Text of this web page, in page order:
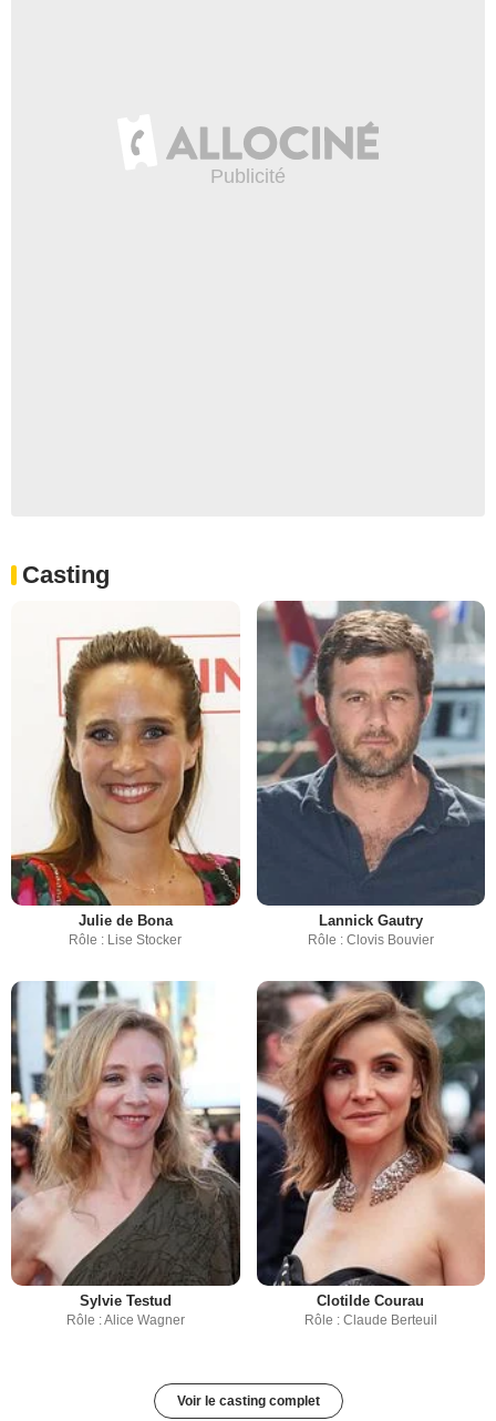
Casting
Julie de Bona
Rôle : Lise Stocker
Lannick Gautry
Rôle : Clovis Bouvier
Sylvie Testud
Rôle : Alice Wagner
Clotilde Courau
Rôle : Claude Berteuil
Voir le casting complet